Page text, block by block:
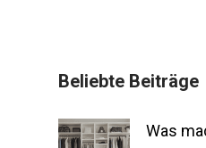
Beliebte Beiträge
Was